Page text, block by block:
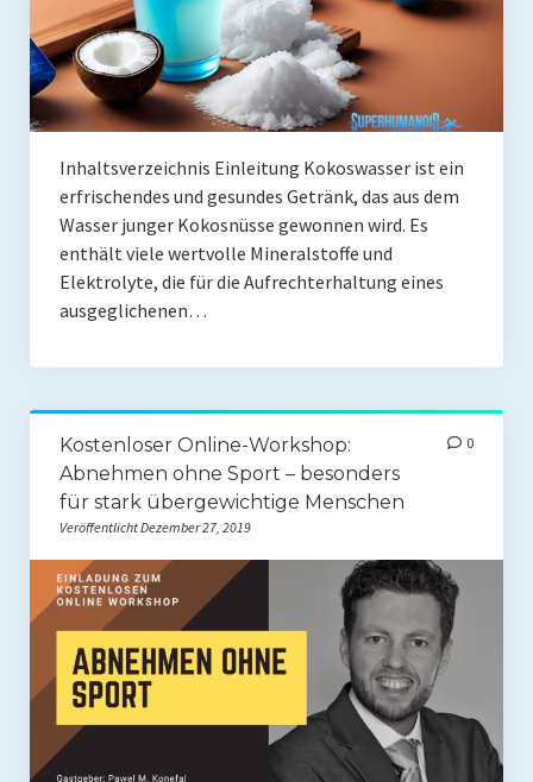
Abnehmen mit Paleo
Zunehmen mit Paleo
Paleo Fitness
Freeletics
Rezepte
Brainfood
Fisch & Meeresfrüchte
Fleisch und Geflügel
Frühstück
Gemüse
Inhaltsverzeichnis Einleitung Kokoswasser ist ein
erfrischendes und gesundes Getränk, das aus dem
Wasser junger Kokosnüsse gewonnen wird. Es
enthält viele wertvolle Mineralstoffe und
Elektrolyte, die für die Aufrechterhaltung eines
ausgeglichenen…
Kostenloser Online-Workshop:
Abnehmen ohne Sport – besonders
für stark übergewichtige Menschen
Veröffentlicht Dezember 27, 2019
0